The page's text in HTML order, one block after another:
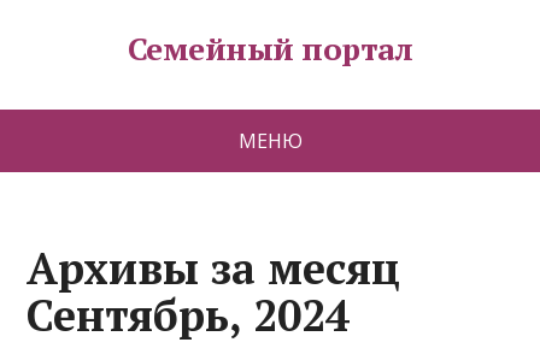
Семейный портал
МЕНЮ
Архивы за месяц
Сентябрь, 2024